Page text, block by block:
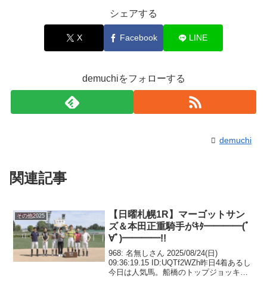
シェアする
X Facebook LINE
demuchiをフォローする
demuchi
関連記事
その他2025
【日曜札幌1R】マーゴットサン
ズ＆本田正重騎手がｷﾀ━━━━(ﾟ
∀ﾟ)━━━━!!
968: 名無しさん 2025/08/24(日)
09:36:19.15 ID:UQTf2WZh昨日4着あるし
今日は人気馬。船橋のトップジョッキー